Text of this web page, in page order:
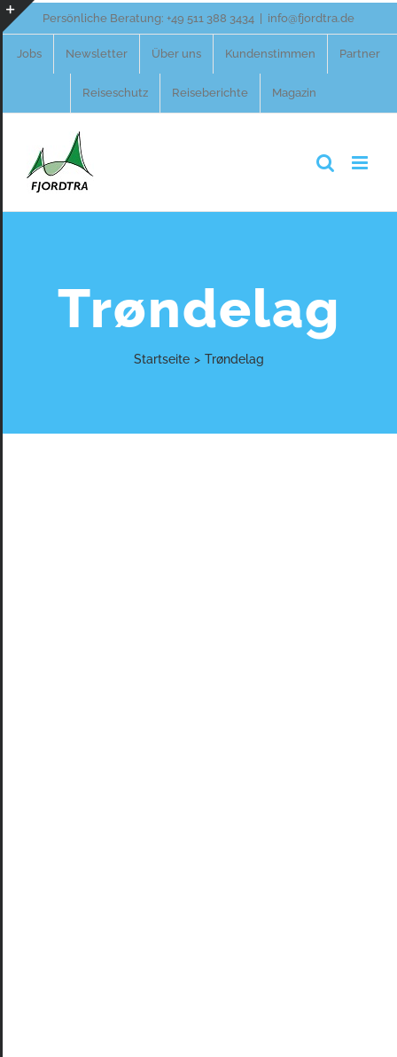
Zum
Persönliche Beratung: +49 511 388 3434 info@fjordtra.de
Jobs Newsletter Über uns Kundenstimmen Partner
Reiseschutz Reiseberichte Magazin
Trøndelag
Startseite > Trøndelag
Toggle